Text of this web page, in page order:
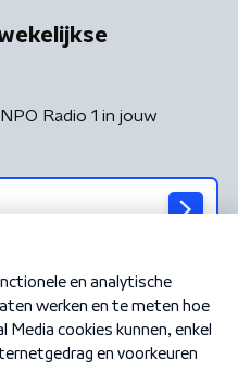
Radio 1 in jouw